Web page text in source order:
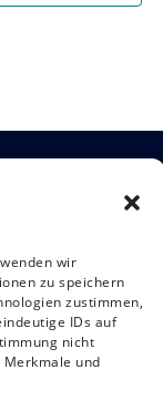
wir
zu speichern
zustimmen,
IDs auf
nicht
und